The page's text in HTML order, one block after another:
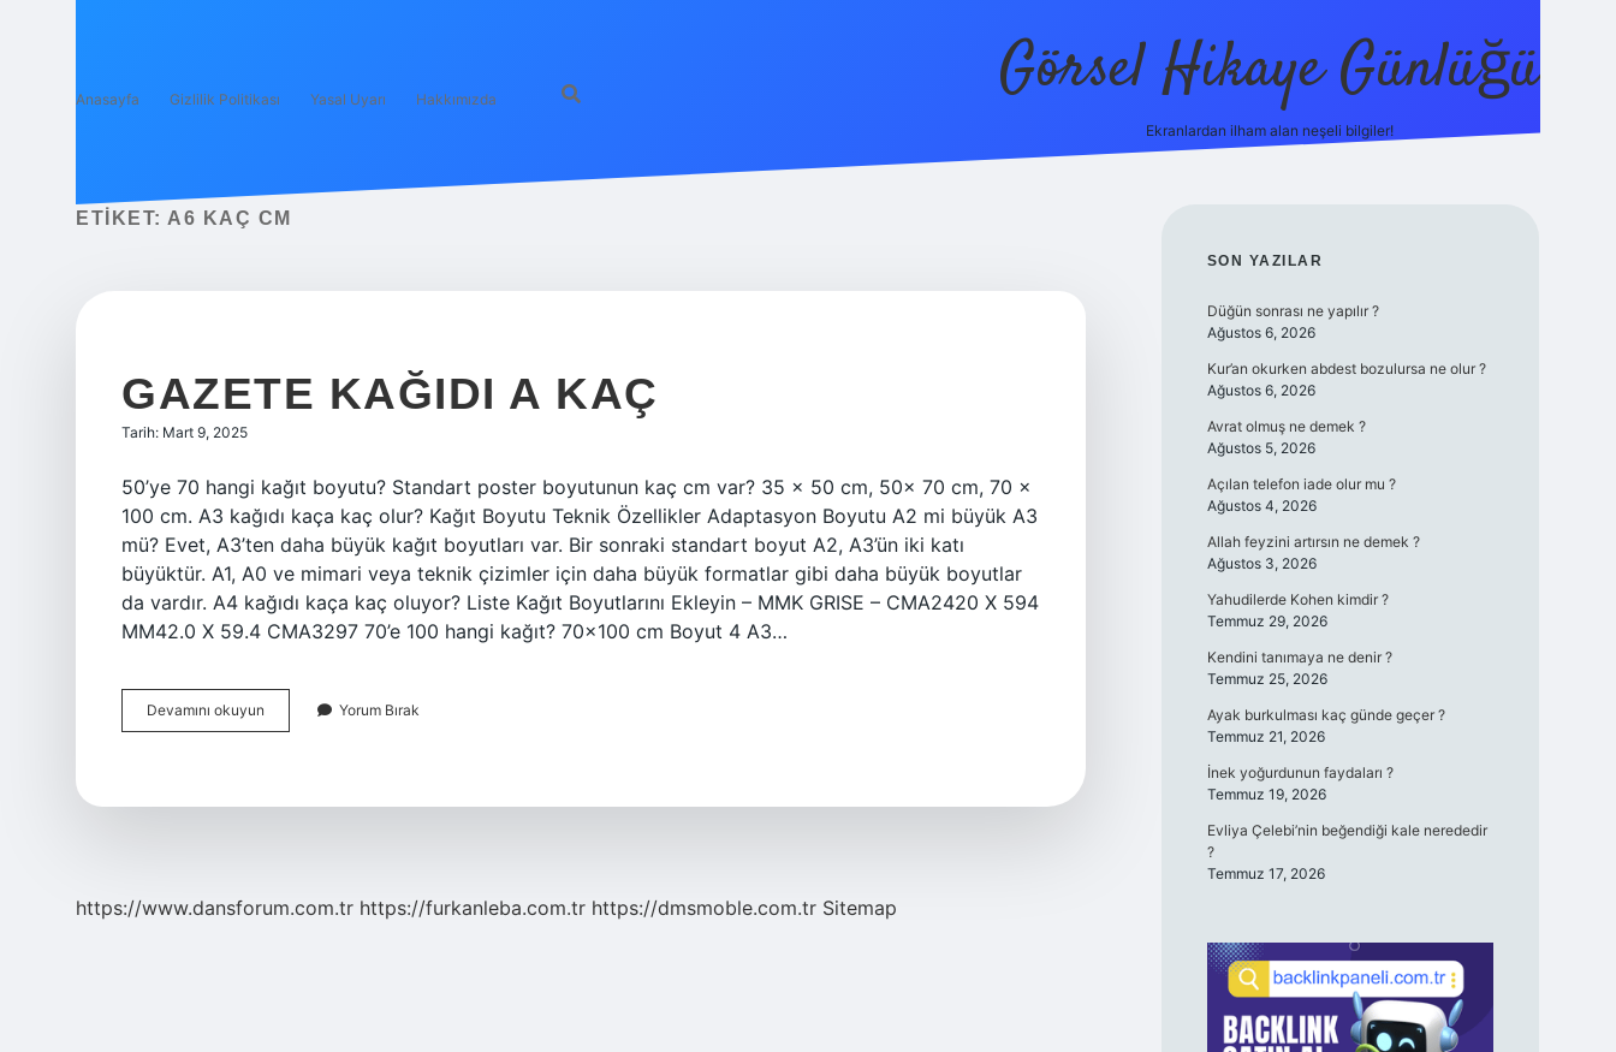
Anasayfa Gizlilik Politikası Yasal Uyarı Hakkımızda Görsel Hikaye Günlüğü
Ekranlardan ilham alan neşeli bilgiler!
ETIKET: A6 KAÇ CM
GAZETE KAĞIDI A KAÇ
Tarih: Mart 9, 2025
50’ye 70 hangi kağıt boyutu? Standart poster boyutunun kaç cm var? 35 × 50 cm, 50x 70 cm, 70 ×
100 cm. A3 kağıdı kaça kaç olur? Kağıt Boyutu Teknik Özellikler Adaptasyon Boyutu A2 mi büyük A3
mü? Evet, A3’ten daha büyük kağıt boyutları var. Bir sonraki standart boyut A2, A3’ün iki katı
büyüktür. A1, A0 ve mimari veya teknik çizimler için daha büyük formatlar gibi daha büyük boyutlar
da vardır. A4 kağıdı kaça kaç oluyor? Liste Kağıt Boyutlarını Ekleyin – MMK GRISE – CMA2420 X 594
MM42.0 X 59.4 CMA3297 70’e 100 hangi kağıt? 70×100 cm Boyut 4 A3…
Devamını okuyun
Kağıdı
Yorum Bırak
https://www.dansforum.com.tr https://furkanleba.com.tr https://dmsmoble.com.tr Sitemap
SIDEBAR
SON YAZILAR
Düğün sonrası ne yapılır ?
Ağustos 6, 2026
Kur’an okurken abdest bozulursa ne olur ?
Ağustos 6, 2026
Avrat olmuş ne demek ?
Ağustos 5, 2026
Açılan telefon iade olur mu ?
Ağustos 4, 2026
Allah feyzini artırsın ne demek ?
Ağustos 3, 2026
Yahudilerde Kohen kimdir ?
Temmuz 29, 2026
Kendini tanımaya ne denir ?
Temmuz 25, 2026
Ayak burkulması kaç günde geçer ?
Temmuz 21, 2026
İnek yoğurdunun faydaları ?
Temmuz 19, 2026
Evliya Çelebi’nin beğendiği kale nerededir
?
Temmuz 17, 2026